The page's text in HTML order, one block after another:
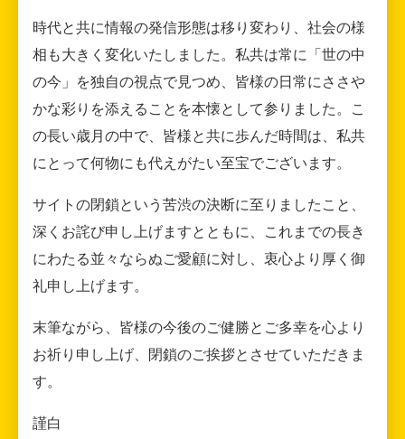
時代と共に情報の発信形態は移り変わり、社会の様
相も大きく変化いたしました。私共は常に「世の中
の今」を独自の視点で見つめ、皆様の日常にささや
かな彩りを添えることを本懐として参りました。こ
の長い歳月の中で、皆様と共に歩んだ時間は、私共
にとって何物にも代えがたい至宝でございます。
サイトの閉鎖という苦渋の決断に至りましたこと、
深くお詫び申し上げますとともに、これまでの長き
にわたる並々ならぬご愛顧に対し、衷心より厚く御
礼申し上げます。
末筆ながら、皆様の今後のご健勝とご多幸を心より
お祈り申し上げ、閉鎖のご挨拶とさせていただきま
す。
謹白